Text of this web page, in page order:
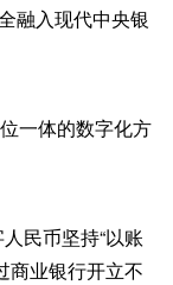
融入现代中央银
一体的数字化方
民币坚持“以账
商业银行开立不